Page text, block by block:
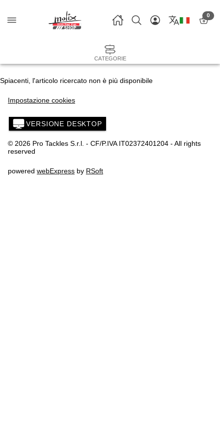
0
CATEGORIE
Spiacenti, l'articolo ricercato non è più disponibile
Impostazione cookies
VERSIONE DESKTOP
© 2026 Pro Tackles S.r.l. - CF/P.IVA IT02372401204 - All rights
reserved
powered webExpress by RSoft